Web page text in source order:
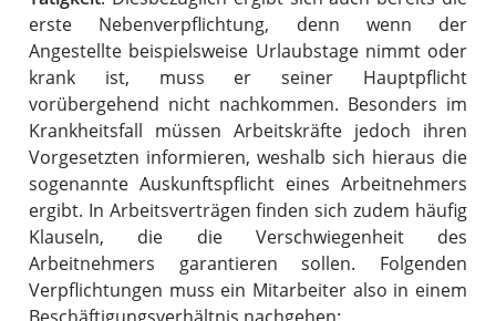
erste Nebenverpflichtung, denn wenn der
Angestellte beispielsweise Urlaubstage nimmt oder
krank ist, muss er seiner Hauptpflicht
vorübergehend nicht nachkommen. Besonders im
Krankheitsfall müssen Arbeitskräfte jedoch ihren
Vorgesetzten informieren, weshalb sich hieraus die
sogenannte Auskunftspflicht eines Arbeitnehmers
ergibt. In Arbeitsverträgen finden sich zudem häufig
Klauseln, die die Verschwiegenheit des
Arbeitnehmers garantieren sollen. Folgenden
Verpflichtungen muss ein Mitarbeiter also in einem